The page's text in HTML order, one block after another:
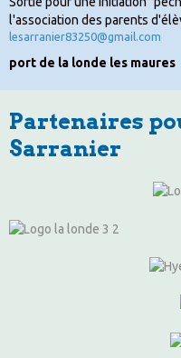
l'association des parents
lesarranier83250@gmail.com
port de la londe les maures
Partenaires
Sarranier